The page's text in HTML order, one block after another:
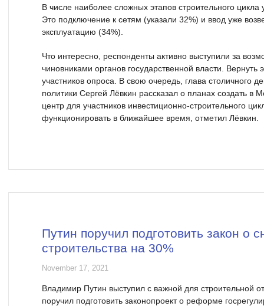
В числе наиболее сложных этапов строительного цикла
Это подключение к сетям (указали 32%) и ввод уже
эксплуатацию (34%).
Что интересно, респонденты активно выступили за
чиновниками органов государственной власти. Вернуть
участников опроса. В свою очередь, глава столичного
политики Сергей Лёвкин рассказал о планах создать в
центр для участников инвестиционно-строительного
функционировать в ближайшее время, отметил Лёвкин.
Путин поручил подготовить закон о
строительства на 30%
November 17, 2021
Владимир Путин выступил с важной для строительной
поручил подготовить законопроект о реформе